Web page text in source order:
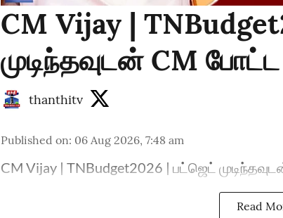
CM Vijay |
முடிந்தவுடன் CM
thanthitv
Published on: 06 Aug 2026, 7:48 am
CM Vijay | TNBudget2026 | பட்ஜெட்
Read